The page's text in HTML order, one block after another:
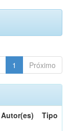
1 Próximo
Autor(es) Tipo